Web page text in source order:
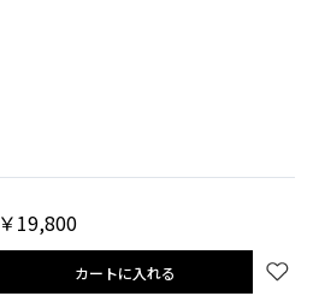
￥19,800
カートに入れる